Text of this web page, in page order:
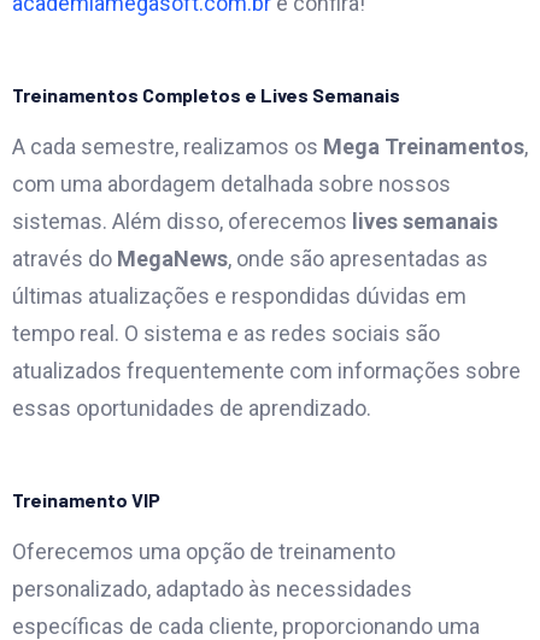
Treinamentos Completos e Lives Semanais
A cada semestre, realizamos os Mega Treinamentos,
com uma abordagem detalhada sobre nossos
sistemas. Além disso, oferecemos lives semanais
através do MegaNews, onde são apresentadas as
últimas atualizações e respondidas dúvidas em
tempo real. O sistema e as redes sociais são
atualizados frequentemente com informações sobre
essas oportunidades de aprendizado.
Treinamento VIP
Oferecemos uma opção de treinamento
personalizado, adaptado às necessidades
específicas de cada cliente, proporcionando uma